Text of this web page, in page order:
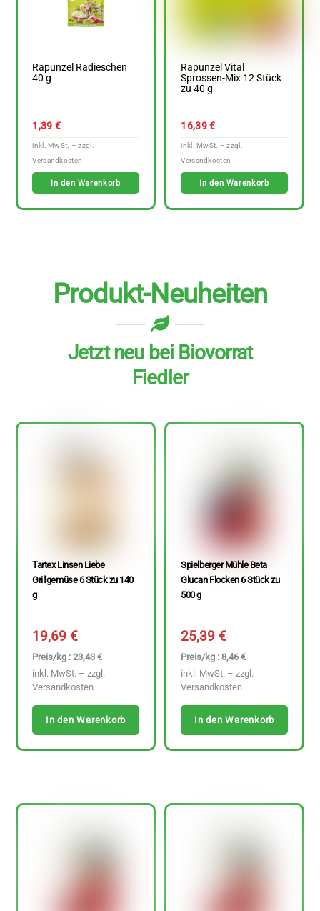
Rapunzel Radieschen
40 g
1,39 €
In den Warenkorb
Rapunzel Vital
Sprossen-Mix 12 Stück
zu 40 g
16,39€
In den Warenkorb
Produkt-Neuheiten
Jetzt neu bei Biovorrat
Fiedler
Tartex Linsen Liebe
Grillgemüse 6 Stück zu 140
g
19,69€
Preis/kg : 23,43 €
inkl. MwSt. – zzgl.
Versandkosten
In den Warenkorb
Spielberger Mühle Beta
Glucan Flocken 6 Stück zu
500 g
25,39€
Preis/kg : 8,46 €
inkl. MwSt. – zzgl.
Versandkosten
In den Warenkorb